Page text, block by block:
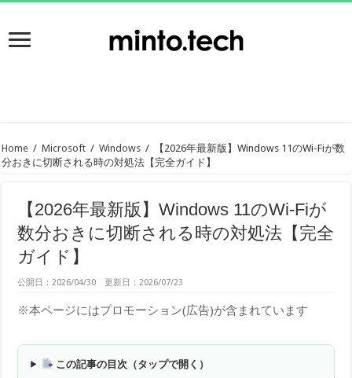
Home / Microsoft / Windows /
【2026年最新版】Windows 11のWi-Fiが数
分おきに切断される時の対処法【完全ガイド】
【2026年最新版】Windows 11のWi-Fiが
数分おきに切断される時の対処法【完全
ガイド】
公開日：2026/04/30 更新日：2026/07/23
※本ページにはプロモーション(広告)が含まれています
この記事の目次（タップで開く）